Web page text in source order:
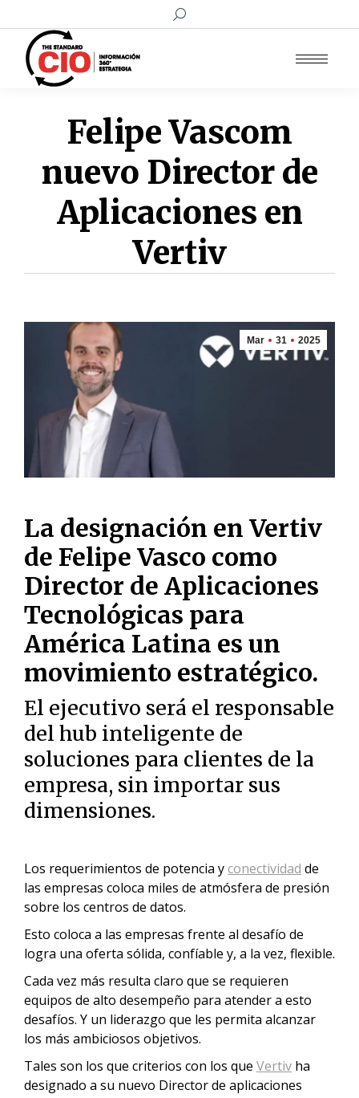
Buscar:
Felipe Vascom
nuevo Director de
Aplicaciones en
Vertiv
Mar 31 2025
La designación en Vertiv
de Felipe Vasco como
Director de Aplicaciones
Tecnológicas para
América Latina es un
movimiento estratégico.
El ejecutivo será el responsable
del hub inteligente de
soluciones para clientes de la
empresa, sin importar sus
dimensiones.
Los requerimientos de potencia yconectividad de
las empresas coloca miles de atmósfera de presión
sobre los centros de datos.
Esto coloca a las empresas frente al desafío de
logra una oferta sólida, confíable y, a la vez, flexible.
Cada vez más resulta claro que se requieren
equipos de alto desempeño para atender a esto
desafíos. Y un liderazgo que les permita alcanzar
los más ambiciosos objetivos.
Tales son los que criterios con los que Vertiv ha
designado a su nuevo Director de aplicaciones